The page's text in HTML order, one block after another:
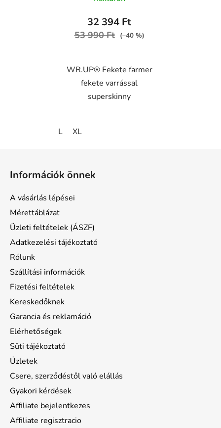
J7N
32 394 Ft
53 990 Ft (–40 %)
WR.UP® Fekete farmer
fekete varrással
superskinny
L XL
Információk önnek
A vásárlás lépései
Mérettáblázat
Üzleti feltételek (ÁSZF)
Adatkezelési tájékoztató
Rólunk
Szállítási információk
Fizetési feltételek
Kereskedőknek
Garancia és reklamáció
Elérhetőségek
Süti tájékoztató
Üzletek
Csere, szerződéstől való elállás
Gyakori kérdések
Affiliate bejelentkezes
Affiliate regisztracio